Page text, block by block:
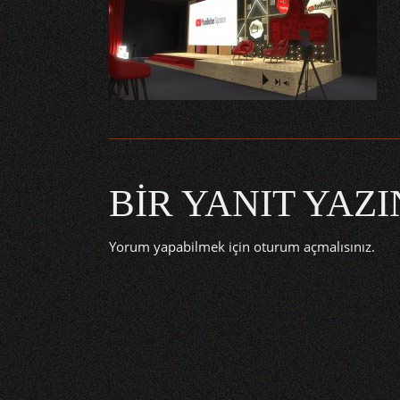
BIR YANIT
Yorum yapabilmek için oturum açmalısınız.